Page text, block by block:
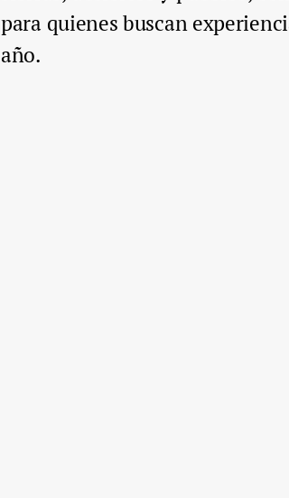
para quienes buscan
año.